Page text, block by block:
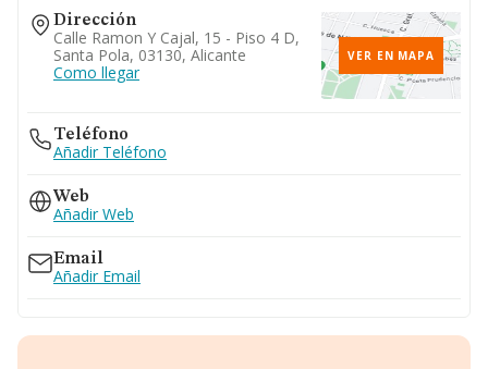
Dirección
Calle Ramon Y Cajal, 15 - Piso 4 D,
Santa Pola, 03130, Alicante
Como llegar
VER EN MAPA
Teléfono
Añadir Teléfono
Web
Añadir Web
Email
Añadir Email